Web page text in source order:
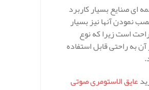
ای صنایع بسیار کاربرد
نمودن آنها نیز بسیار
است زیرا که نوع
به راحتی قابل استفاده
عایق الاستومری صوتی